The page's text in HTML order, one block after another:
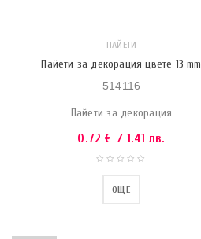
ПАЙЕТИ
Пайети за декорация цвете 13 mm
514116
Пайети за декорация
0.72 € / 1.41 лв.
ОЩЕ